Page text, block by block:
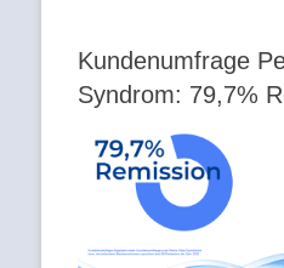
Kundenumfrage
Syndrom: 79,7%